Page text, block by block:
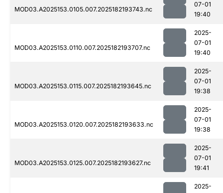
MOD03.A2025153.0105.007.2025182193743.nc
07-01
19:40
MOD03.A2025153.0110.007.2025182193707.nc
2025-
07-01
19:40
MOD03.A2025153.0115.007.2025182193645.nc
2025-
07-01
19:38
MOD03.A2025153.0120.007.2025182193633.nc
2025-
07-01
19:38
MOD03.A2025153.0125.007.2025182193627.nc
2025-
07-01
19:41
2025-